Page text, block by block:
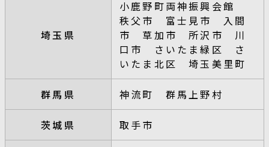
埼玉県
小鹿野町両神振興会館
秩父市 富士見市 入間
市 草加市 所沢市 川
口市 さいたま緑区 さ
いたま北区 埼玉美里町
群馬県 神流町 群馬上野村
茨城県 取手市